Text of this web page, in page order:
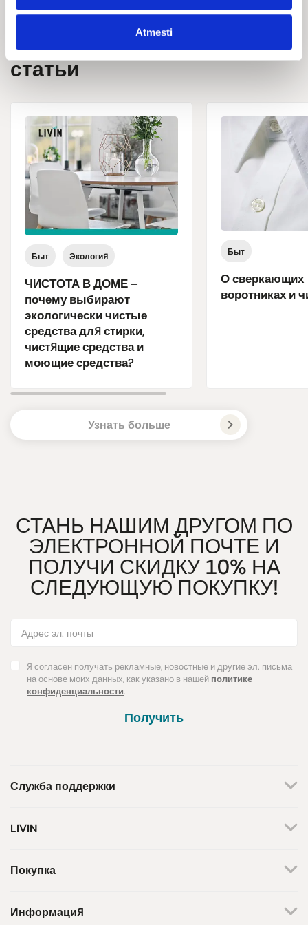
Atmesti
Новости и
статьи
Быт Экология
ЧИСТОТА В ДОМЕ –
почему выбирают
экологически чистые
средства для стирки,
чистящие средства и
моющие средства?
Быт
О сверкающих
воротниках и
Узнать больше
СТАНЬ НАШИМ ДРУГОМ ПО
ЭЛЕКТРОННОЙ ПОЧТЕ И
ПОЛУЧИ СКИДКУ 10% НА
СЛЕДУЮЩУЮ ПОКУПКУ!
Я согласен получать рекламные, новостные и другие эл. письма
на основе моих данных, как указано в нашей политике
конфиденциальности.
Получить
Служба поддержки
Мы работаем по будням.
LIVIN
Контакты
Бренды
Покупка
Доставка
Информация